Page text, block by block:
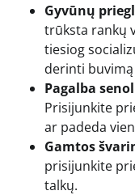
Gyvūnų
trūksta rankų
tiesiog
derinti
Pagalba
Prisijunkite
ar padeda
Gamtos
prisijunkite
talkų.